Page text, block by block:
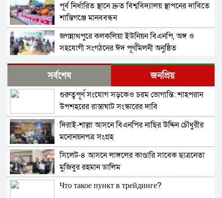
পূর্ব নির্ধারিত স্থানে দ্রুত বিশ্ববিদ্যালয় স্থাপনের দাবিতে
শান্তিগঞ্জে মানববন্ধন
জগন্নাথপুরে কলকলিয়া ইউনিয়ন বিএনপি, অঙ্গ ও
সহযোগী সংগঠনের ঈদ পূর্ণমিলনী অনুষ্ঠিত
বাংলাদেশ জামায়াতে ইসলামীর আমির ডা. শফিকুর
রহমান বলেছেন গণহত্যার বিচার করতে হবে
নিখোঁজ সংবাদ
ই-সিম বাংলাদেশে পিছিয়ে কেন?
দোয়ারায় স্বেচ্ছা সেবক লী গ নেতাসহ যু বলীগ সদস্য
গ্রে*ফতার
শহীদ মিনারে চাকরিচ্যুত বিডিআর সদস্যদের অবস্থান
সর্বশেষ জনপ্রিয়
গুরুত্বপূর্ণ সংযোগ সড়কেও চরম ভোগান্তি: শাহপরান
উপশহরের রাস্তাঘাট সংস্কারের দাবি
দিরাই-শাল্লা আসনে বিএনপির নাছির উদ্দিন চৌধুরীর
মনোনয়নপত্র সংগ্রহ
সিলেট-৪ আসনে লাঙ্গলের কাণ্ডারি সাবেক ছাত্রনেতা
মুজিবুর রহমান ডালিম
Что такое пункт в трейдинге?